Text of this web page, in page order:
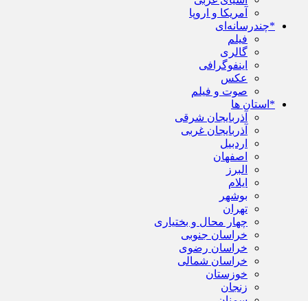
آمریکا و اروپا
*چندرسانه‌ای
فیلم
گالری
اینفوگرافی
عکس
صوت و فیلم
*استان ها
آذربایجان شرقی
آذربایجان غربی
اردبیل
اصفهان
البرز
ایلام
بوشهر
تهران
چهار محال و بختیاری
خراسان جنوبی
خراسان رضوی
خراسان شمالی
خوزستان
زنجان